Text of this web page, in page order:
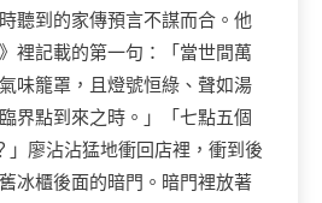
聽到的家傳預言不謀而合。他
裡記載的第一句：「當世間萬
味籠罩，且燈號恒綠、聲如湯
界點到來之時。」「七點五個
」廖沾沾猛地衝回店裡，衝到後
冰櫃後面的暗門。暗門裡放著